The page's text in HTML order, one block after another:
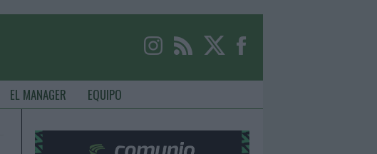
EL MANAGER EQUIPO